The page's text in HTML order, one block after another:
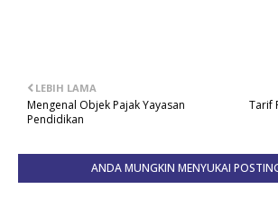
Tarif
LEBIH LAMA
Mengenal Objek Pajak Yayasan
Pendidikan
ANDA MUNGKIN MENYUKAI